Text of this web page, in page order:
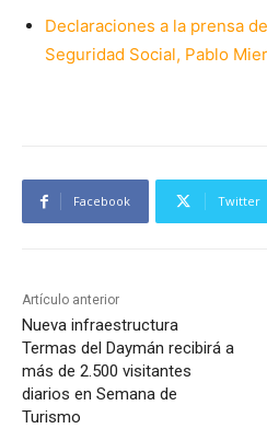
Declaraciones a la prensa
Seguridad Social, Pablo
Facebook Twitter
Artículo anterior
Nueva infraestructura
Termas del Daymán recibirá a
más de 2.500 visitantes
diarios en Semana de
Turismo